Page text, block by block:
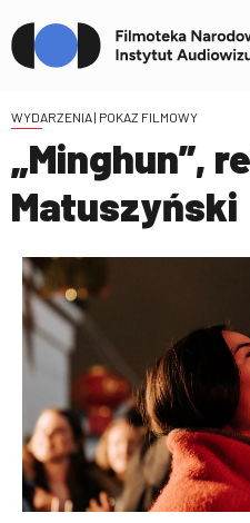
WYDARZENIA| POKAZ FILMOWY
„Minghun”,
Matuszyński